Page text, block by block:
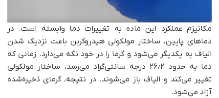
مکانیزم عملکرد این ماده به تغییرات دما وابسته است. در
دماهای پایین، ساختار مولکولی هیدروکربن باعث نزدیک شدن
الیاف به یکدیگر می‌شود و گرما را در خود نگه می‌دارد. زمانی که
دما به حدود ۲۶٫۲ درجه سانتی‌گراد می‌رسد، ساختار مولکولی
تغییر می‌کند و الیاف باز می‌شوند. در نتیجه، گرمای ذخیره‌شده
آزاد می‌شود.